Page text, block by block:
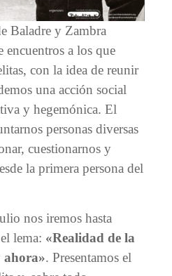
Baladre y Zambra
encuentros a los que
con la idea de reunir
una acción social
y hegemónica. El
personas diversas
cuestionarnos y
la primera persona del
nos iremos hasta
lema: «Realidad de la
ahora». Presentamos el